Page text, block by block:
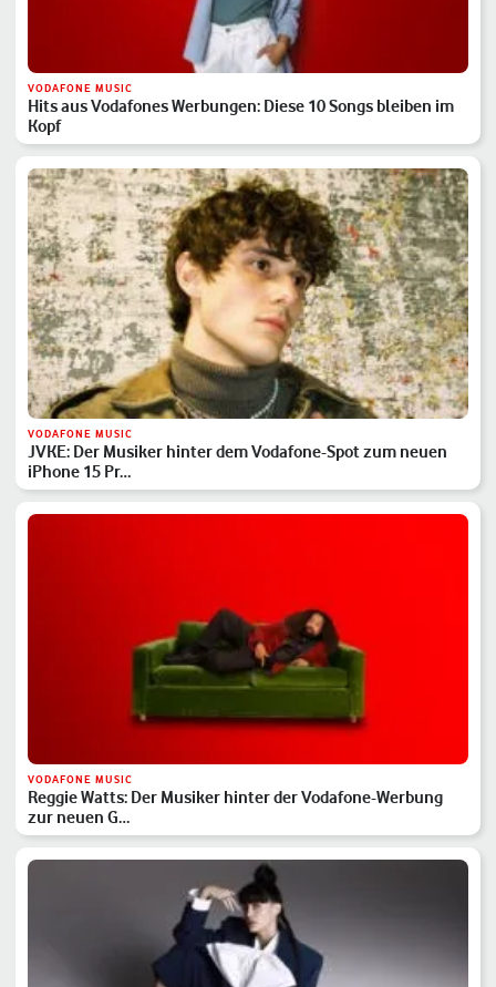
VODAFONE MUSIC
Hits aus Vodafones Werbungen: Diese 10 Songs bleiben im
Kopf
VODAFONE MUSIC
JVKE: Der Musiker hinter dem Vodafone-Spot zum neuen
iPhone 15 Pr…
VODAFONE MUSIC
Reggie Watts: Der Musiker hinter der Vodafone-Werbung
zur neuen G…